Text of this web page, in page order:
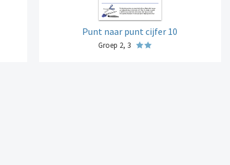
Punt naar punt cijfer 10
Groep 2, 3